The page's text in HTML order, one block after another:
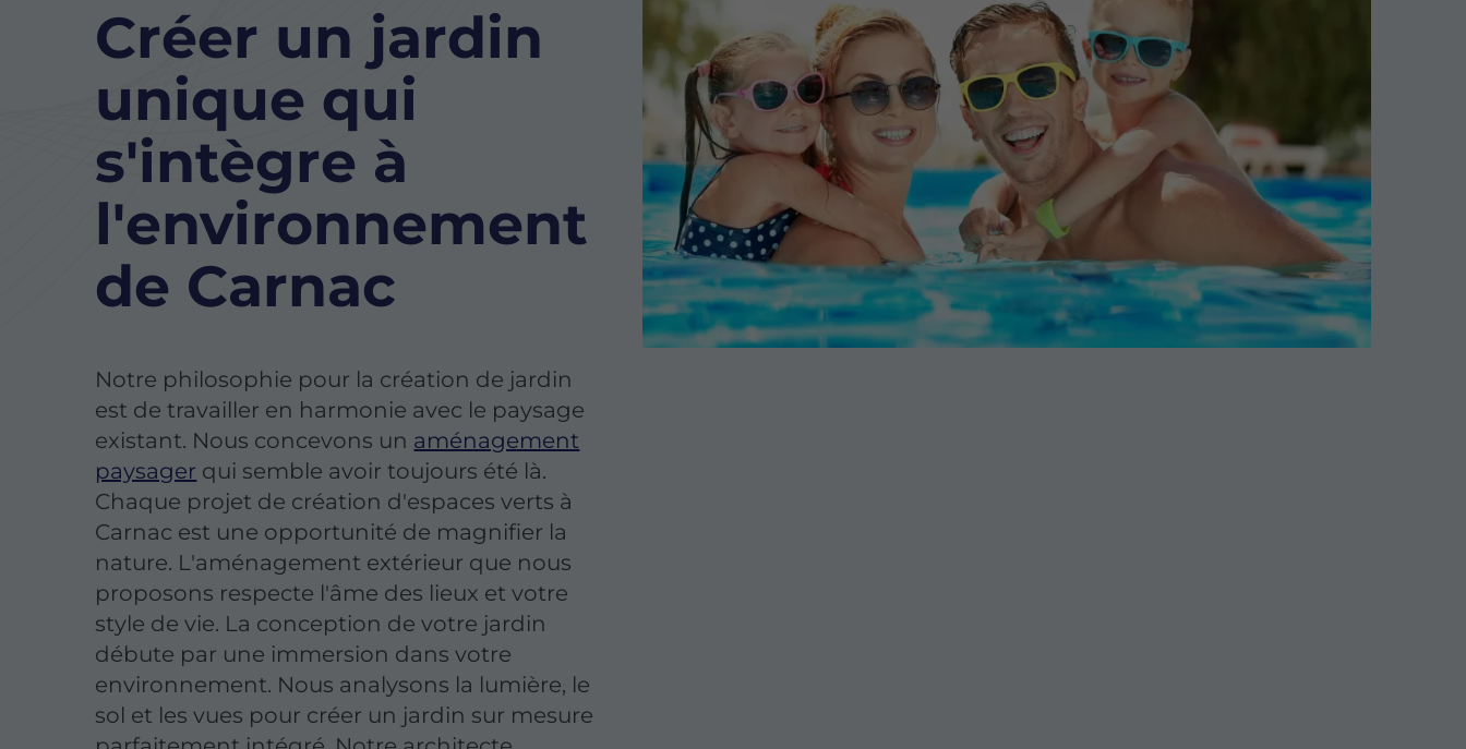
Créer un jardin
unique qui
s'intègre à
l'environnement
de Carnac
Notre philosophie pour la création de jardin
est de travailler en harmonie avec le paysage
existant. Nous concevons un aménagement
paysager qui semble avoir toujours été là.
Chaque projet de création d'espaces verts à
Carnac est une opportunité de magnifier la
nature. L'aménagement extérieur que nous
proposons respecte l'âme des lieux et votre
style de vie. La conception de votre jardin
débute par une immersion dans votre
environnement. Nous analysons la lumière, le
sol et les vues pour créer un jardin sur mesure